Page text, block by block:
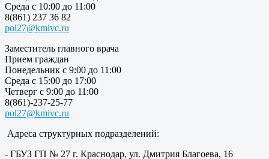
Среда с 10:00 до 11:00
8(861) 237 36 82
pol27@kmivc.ru
Заместитель главного врача
Прием граждан
Понедельник с 9:00 до 11:00
Среда с 15:00 до 17:00
Четверг с 9:00 до 11:00
8(861)-237-25-77
pol27@kmivc.ru
Адреса структурных подразделений:
- ГБУЗ ГП № 27 г. Краснодар, ул. Дмитрия Благоева, 16